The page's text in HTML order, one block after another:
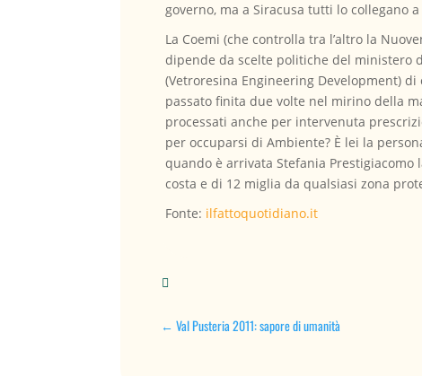
governo, ma a Siracusa tutti lo collegano
La Coemi (che controlla tra l’altro la
dipende da scelte politiche del ministero
(Vetroresina Engineering Development)
passato finita due volte nel mirino della
processati anche per intervenuta
per occuparsi di Ambiente? È lei la
quando è arrivata Stefania
costa e di 12 miglia da qualsiasi zona
Fonte: ilfattoquotidiano.it

←Val Pusteria 2011: sapore di umanità